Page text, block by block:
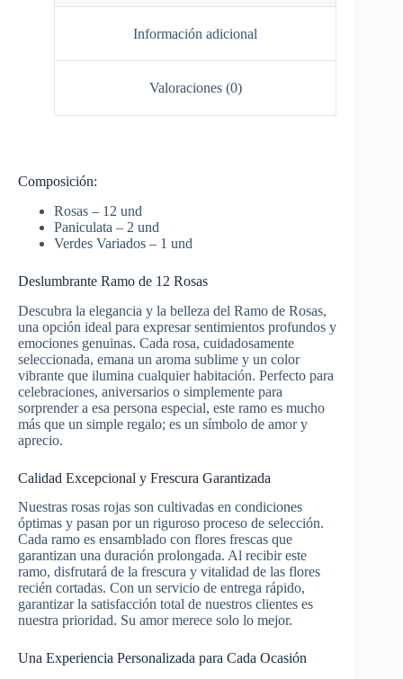
Información adicional
Valoraciones (0)
Composición:
Rosas – 12 und
Paniculata – 2 und
Verdes Variados – 1 und
Deslumbrante Ramo de 12 Rosas
Descubra la elegancia y la belleza del Ramo de Rosas,
una opción ideal para expresar sentimientos profundos y
emociones genuinas. Cada rosa, cuidadosamente
seleccionada, emana un aroma sublime y un color
vibrante que ilumina cualquier habitación. Perfecto para
celebraciones, aniversarios o simplemente para
sorprender a esa persona especial, este ramo es mucho
más que un simple regalo; es un símbolo de amor y
aprecio.
Calidad Excepcional y Frescura Garantizada
Nuestras rosas rojas son cultivadas en condiciones
óptimas y pasan por un riguroso proceso de selección.
Cada ramo es ensamblado con flores frescas que
garantizan una duración prolongada. Al recibir este
ramo, disfrutará de la frescura y vitalidad de las flores
recién cortadas. Con un servicio de entrega rápido,
garantizar la satisfacción total de nuestros clientes es
nuestra prioridad. Su amor merece solo lo mejor.
Una Experiencia Personalizada para Cada Ocasión